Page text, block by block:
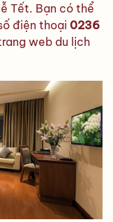
Tết. Bạn có thể
điện thoại 0236
web du lịch